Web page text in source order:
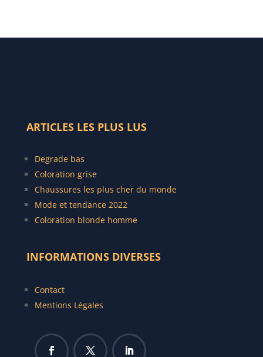
ARTICLES LES PLUS LUS
Degrade bas
Coloration grise
Chaussures les plus cher du monde
Mode et tendance 2022
Coloration blonde homme
INFORMATIONS DIVERSES
Contact
Mentions Légales